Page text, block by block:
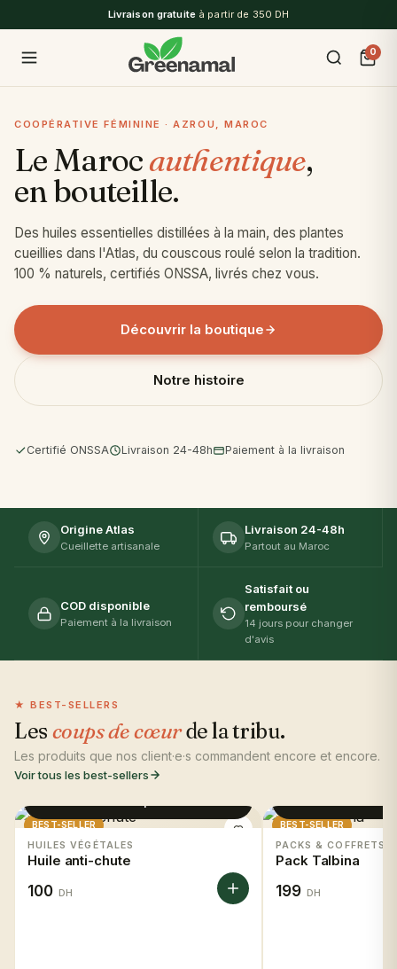
Livraison gratuiteà partir de 350 DH
0
COOPÉRATIVE FÉMININE · AZROU, MAROC
Le Marocauthentique,
en bouteille.
Des huiles essentielles distillées à la main, des plantes
cueillies dans l'Atlas, du couscous roulé selon la tradition.
100 % naturels, certifiés ONSSA, livrés chez vous.
Découvrir la boutique
Notre histoire
Certifié ONSSA Livraison 24-48h Paiement à la livraison
4.9
+1 200 AVIS CLIENTS
Origine Atlas
Cueillette artisanale
Livraison 24-48h
Partout au Maroc
COD disponible
Paiement à la livraison
Satisfait ou
remboursé
14 jours pour changer
d'avis
★ BEST-SELLERS
Les coups de cœurde la tribu.
Les produits que nos client·e·s commandent encore et encore.
Voir tous les best-sellers
BEST-SELLER
HUILES VÉGÉTALES
Huile anti-chute
100 DH
BEST-SELLER
PACKS & COFFRETS
Pack Talbina
199 DH